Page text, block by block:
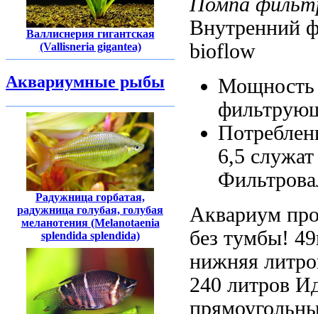
Валлиснерия гигантская
(Vallisneria gigantea)
Аквариумные рыбы
Радужница горбатая,
радужница голубая, голубая
меланотения (Melanotaenia
splendida splendida)
Внутренний
bioflow
6,5
Аквариум
без тумбы!
нижняя
240 литров